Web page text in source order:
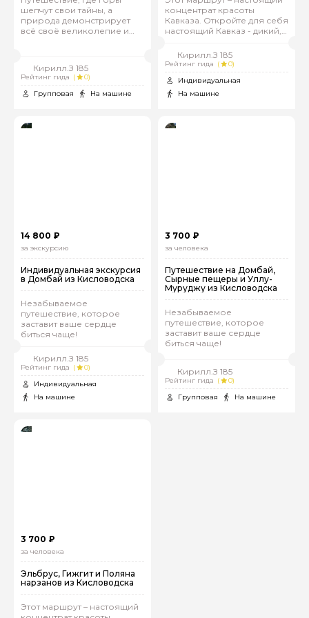
шепчут свои тайны, а
природа демонстрирует
всё своё великолепие и
Кирилл.З 185
Рейтинг гида (
0)
Групповая
На машине
концентрат красоты
Кавказа. Откройте для себя
настоящий Кавказ - дикий,
незабываемый!
Кирилл.З 185
Рейтинг гида (
0)
Индивидуальная
На машине
14 800 ₽
за экскурсию
Индивидуальная экскурсия
в Домбай из Кисловодска
Незабываемое
путешествие, которое
заставит ваше сердце
биться чаще!
Кирилл.З 185
Рейтинг гида (
0)
Индивидуальная
На машине
3 700 ₽
за человека
Путешествие на Домбай,
Сырные пещеры и Уллу-
Муруджу из Кисловодска
Незабываемое
путешествие, которое
заставит ваше сердце
биться чаще!
Кирилл.З 185
Рейтинг гида (
0)
Групповая
На машине
3 700 ₽
за человека
Эльбрус, Гижгит и Поляна
нарзанов из Кисловодска
Этот маршрут – настоящий
Ваша электронная почта
Ваш номер телефона